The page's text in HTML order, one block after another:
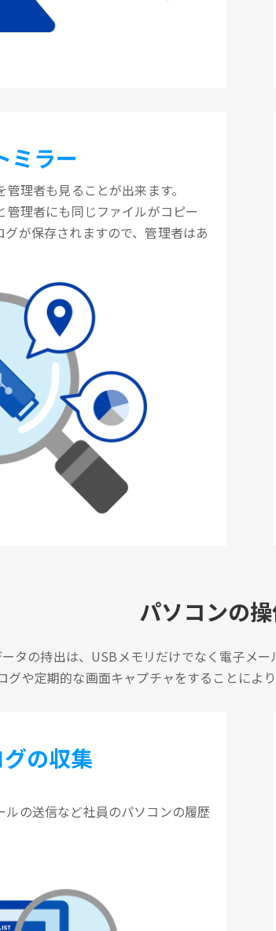
ミラー
理者も見ることが出来ます。
理者にも同じファイルがコピー
が保存されますので、管理者はあ
パソコンの
タの持出は、USBメモリだけでなく電子メー
グや定期的な画面キャプチャをすることによ
の収集
の送信など社員のパソコンの履歴